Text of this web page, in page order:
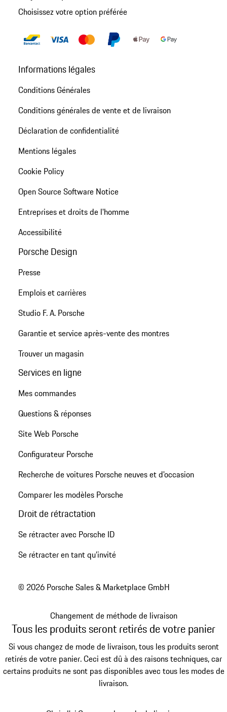
Choisissez votre option préférée
Informations légales
Conditions Générales
Conditions générales de vente et de livraison
Déclaration de confidentialité
Mentions légales
Cookie Policy
Open Source Software Notice
Entreprises et droits de l'homme
Accessibilité
Porsche Design
Presse
Emplois et carrières
Studio F. A. Porsche
Garantie et service après-vente des montres
Trouver un magasin
Services en ligne
Mes commandes
Questions & réponses
Site Web Porsche
Configurateur Porsche
Recherche de voitures Porsche neuves et d'occasion
Comparer les modèles Porsche
Droit de rétractation
Se rétracter avec Porsche ID
Se rétracter en tant qu’invité
© 2026 Porsche Sales & Marketplace GmbH
Changement de méthode de livraison
Tous les produits seront retirés de votre panier
Si vous changez de mode de livraison, tous les produits seront
retirés de votre panier. Ceci est dû à des raisons techniques, car
certains produits ne sont pas disponibles avec tous les modes de
livraison.